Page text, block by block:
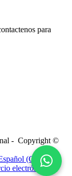
para
- Copyright ©
(CO)
electrónico de